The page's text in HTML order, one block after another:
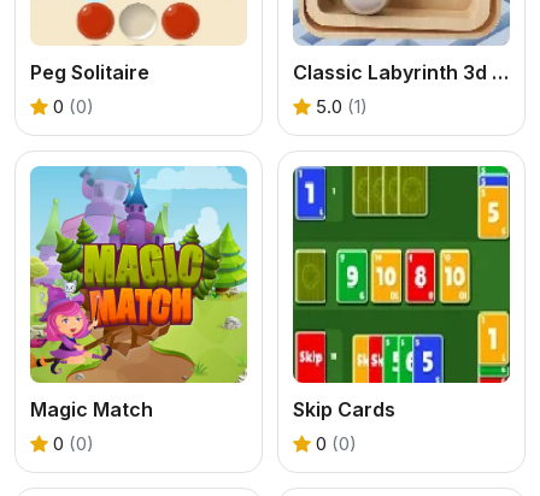
Peg Solitaire
0 (0)
Classic Labyrinth 3d Maze
5.0 (1)
Magic Match
0 (0)
Skip Cards
0 (0)